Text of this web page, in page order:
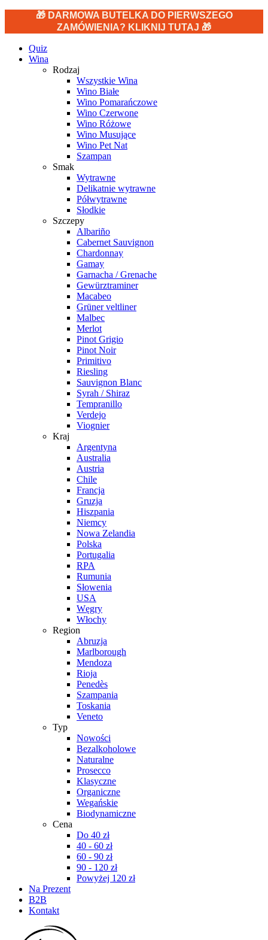
🎁 DARMOWA BUTELKA DO PIERWSZEGO
ZAMÓWIENIA? KLIKNIJ TUTAJ 🎁
Quiz
Wina
Rodzaj
Wszystkie Wina
Wino Białe
Wino Pomarańczowe
Wino Czerwone
Wino Różowe
Wino Musujące
Wino Pet Nat
Szampan
Smak
Wytrawne
Delikatnie wytrawne
Półwytrawne
Słodkie
Szczepy
Albariño
Cabernet Sauvignon
Chardonnay
Gamay
Garnacha / Grenache
Gewürztraminer
Macabeo
Grüner veltliner
Malbec
Merlot
Pinot Grigio
Pinot Noir
Primitivo
Riesling
Sauvignon Blanc
Syrah / Shiraz
Tempranillo
Verdejo
Viognier
Kraj
Argentyna
Australia
Austria
Chile
Francja
Gruzja
Hiszpania
Niemcy
Nowa Zelandia
Polska
Portugalia
RPA
Rumunia
Słowenia
USA
Węgry
Włochy
Region
Abruzja
Marlborough
Mendoza
Rioja
Penedès
Szampania
Toskania
Veneto
Typ
Nowości
Bezalkoholowe
Naturalne
Prosecco
Klasyczne
Organiczne
Wegańskie
Biodynamiczne
Cena
Do 40 zł
40 - 60 zł
60 - 90 zł
90 - 120 zł
Powyżej 120 zł
Na Prezent
B2B
Kontakt